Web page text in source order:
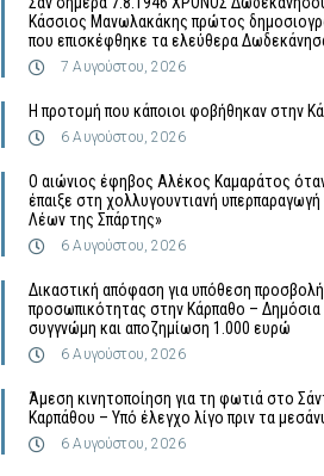
Κάσσιος Μανωλακάκης πρώτος
που επισκέφθηκε τα ελεύθερα
7 Αυγούστου, 2026
Η προτομή που κάποιοι φοβήθηκαν στην
6 Αυγούστου, 2026
Ο αιώνιος έφηβος Αλέκος Καμαράτος
έπαιξε στη χολλυγουντιανή υπερπαραγωγή
Λέων της Σπάρτης»
6 Αυγούστου, 2026
Δικαστική απόφαση για υπόθεση
προσωπικότητας στην Κάρπαθο – Δημόσια
συγγνώμη και αποζημίωση 1.000 ευρώ
6 Αυγούστου, 2026
Άμεση κινητοποίηση για τη φωτιά στο
Καρπάθου – Υπό έλεγχο λίγο πριν τα
6 Αυγούστου, 2026